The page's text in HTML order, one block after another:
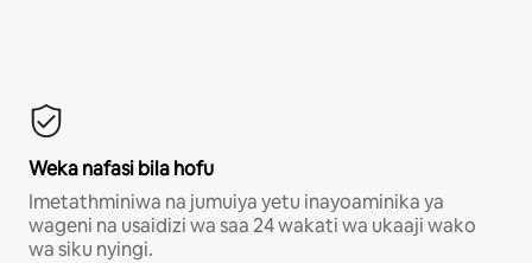
Weka nafasi bila hofu
Imetathminiwa na jumuiya yetu inayoaminika ya
wageni na usaidizi wa saa 24 wakati wa ukaaji wako
wa siku nyingi.